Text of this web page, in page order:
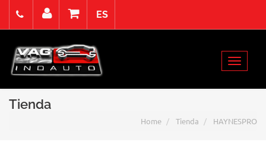
ES
Select Language▼ domingo 9 Agosto de 2026
Acceso Registro
Toggle
Tienda
Home Tienda HAYNESPRO